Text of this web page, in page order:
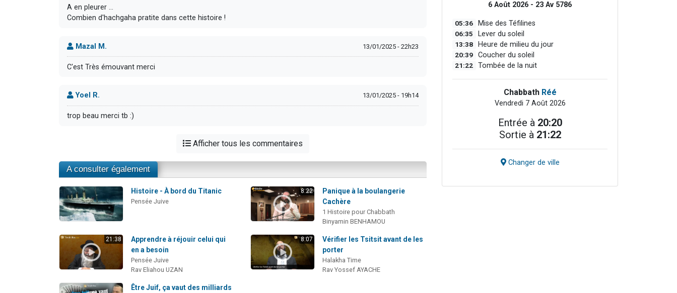
A en pleurer ...
Combien d'hachgaha pratite dans cette histoire !
Mazal M. 13/01/2025 - 22h23
C'est Très émouvant merci
Yoel R. 13/01/2025 - 19h14
trop beau merci tb :)
Afficher tous les commentaires
A consulter également
Histoire - À bord du Titanic
Pensée Juive
8:22
Panique à la boulangerie
Cachère
1 Histoire pour Chabbath
Binyamin BENHAMOU
21:38
Apprendre à réjouir celui qui
en a besoin
Pensée Juive
Rav Eliahou UZAN
8:07
Vérifier les Tsitsit avant de les
porter
Halakha Time
Rav Yossef AYACHE
Être Juif, ça vaut des milliards
6 Août 2026 - 23 Av 5786
05:36 Mise des Téfilines
06:35 Lever du soleil
13:38 Heure de milieu du jour
20:39 Coucher du soleil
21:22 Tombée de la nuit
Chabbath Réé
Vendredi 7 Août 2026
Entrée à 20:20
Sortie à 21:22
Changer de ville